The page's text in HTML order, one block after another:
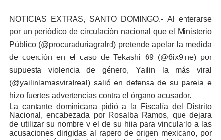
NOTICIAS EXTRAS, SANTO DOMINGO.- Al enterarse
por un periódico de circulación nacional que el Ministerio
Público (@procuraduriagralrd) pretende apelar la medida
de coerción en el caso de Tekashi 69 (@6ix9ine) por
supuesta violencia de género, Yailin la más viral
(@yailinlamasviralreal) salió en defensa de su pareia e
hizo fuertes advertencias contra el órgano acusador.
La cantante dominicana pidió a la Fiscalía del Distrito
Nacional, encabezada por Rosalba Ramos, que dejara
de utilizar su nombre v el de su hiia para vincularlo a las
acusaciones dirigidas al rapero de origen mexicano, por